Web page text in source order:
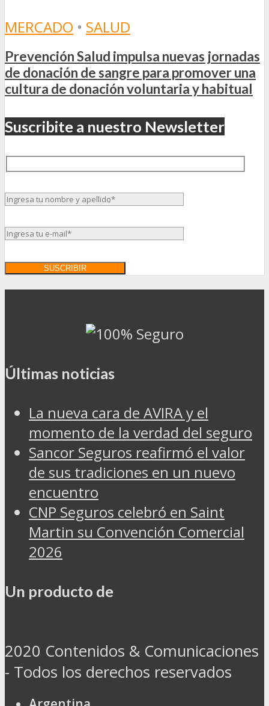
MERCADO • SALUD
Prevención Salud impulsa nuevas jornadas
de donación de sangre para promover una
cultura de donación voluntaria y habitual
Suscribite a nuestro Newsletter
Últimas noticias
La nueva cara de AVIRA y el
momento de la verdad del seguro
Sancor Seguros reafirmó el valor
de sus tradiciones en un nuevo
encuentro
CNP Seguros celebró en Saint
Martin su Convención Comercial
2026
Un producto de
2020 Contenidos & Comunicaciones
- Todos los derechos reservados